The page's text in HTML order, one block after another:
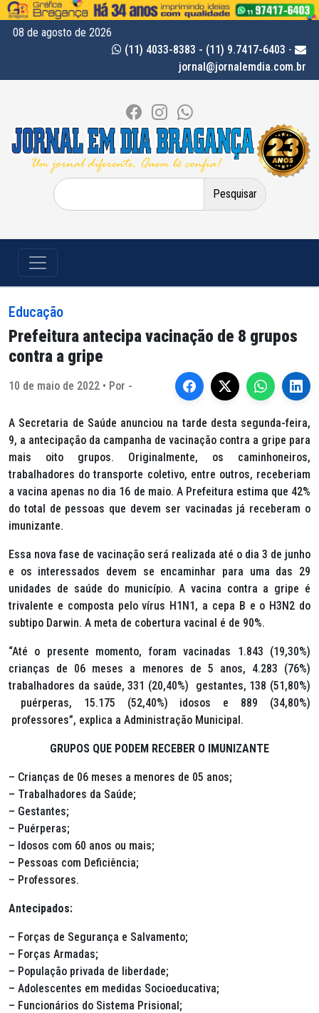
08 de agosto de 2026
(11) 4033-8383 - (11) 9.7417-6403 -
jornal@jornalemdia.com.br
Pesquisar
por:
Educação
Prefeitura antecipa vacinação de 8 grupos
contra a gripe
10 de maio de 2022 • Por -
A Secretaria de Saúde anunciou na tarde desta segunda-feira,
9, a antecipação da campanha de vacinação contra a gripe para
mais oito grupos. Originalmente, os caminhoneiros,
trabalhadores do transporte coletivo, entre outros, receberiam
a vacina apenas no dia 16 de maio. A Prefeitura estima que 42%
do total de pessoas que devem ser vacinadas já receberam o
imunizante.
Essa nova fase de vacinação será realizada até o dia 3 de junho
e os interessados devem se encaminhar para uma das 29
unidades de saúde do município. A vacina contra a gripe é
trivalente e composta pelo vírus H1N1, a cepa B e o H3N2 do
subtipo Darwin. A meta de cobertura vacinal é de 90%.
“Até o presente momento, foram vacinadas 1.843 (19,30%)
crianças de 06 meses a menores de 5 anos, 4.283 (76%)
trabalhadores da saúde, 331 (20,40%) gestantes, 138 (51,80%)
puérperas, 15.175 (52,40%) idosos e 889 (34,80%)
professores”, explica a Administração Municipal.
GRUPOS QUE PODEM RECEBER O IMUNIZANTE
– Crianças de 06 meses a menores de 05 anos;
– Trabalhadores da Saúde;
– Gestantes;
– Puérperas;
– Idosos com 60 anos ou mais;
– Pessoas com Deficiência;
– Professores.
Antecipados:
– Forças de Segurança e Salvamento;
– Forças Armadas;
– População privada de liberdade;
– Adolescentes em medidas Socioeducativa;
– Funcionários do Sistema Prisional;